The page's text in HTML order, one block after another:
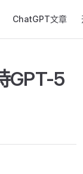
ChatGPT文章
GPT-5